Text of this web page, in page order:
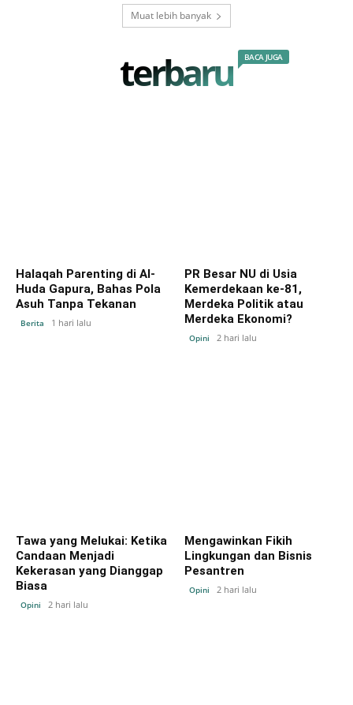
Muat lebih banyak
terbaru BACA JUGA
Halaqah Parenting di Al-
Huda Gapura, Bahas Pola
Asuh Tanpa Tekanan
Berita 1 hari lalu
PR Besar NU di Usia
Kemerdekaan ke-81,
Merdeka Politik atau
Merdeka Ekonomi?
Opini 2 hari lalu
Tawa yang Melukai: Ketika
Candaan Menjadi
Kekerasan yang Dianggap
Biasa
Opini 2 hari lalu
Mengawinkan Fikih
Lingkungan dan Bisnis
Pesantren
Opini 2 hari lalu